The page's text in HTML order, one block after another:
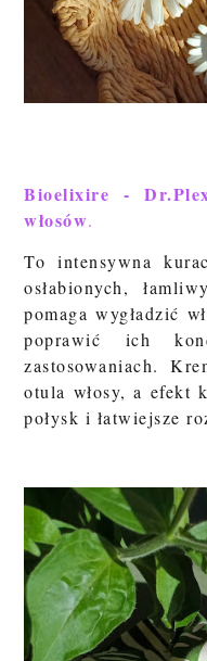
Bioelixire -
włosów.
To intensywna
osłabionych,
pomaga wygładzić
poprawić ich
zastosowaniach.
otula włosy, a efekt
połysk i łatwiejsze